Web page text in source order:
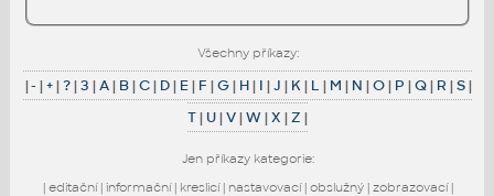
Všechny příkazy:
|- |+|?|3 |A| B|C| D| E| F |G| H| I |J | K| L | M | N |O| P |Q| R |S|
T| U|V|W|X |Z |
Jen příkazy kategorie:
| editační| informační| kreslicí| nastavovací| obslužný| zobrazovací|